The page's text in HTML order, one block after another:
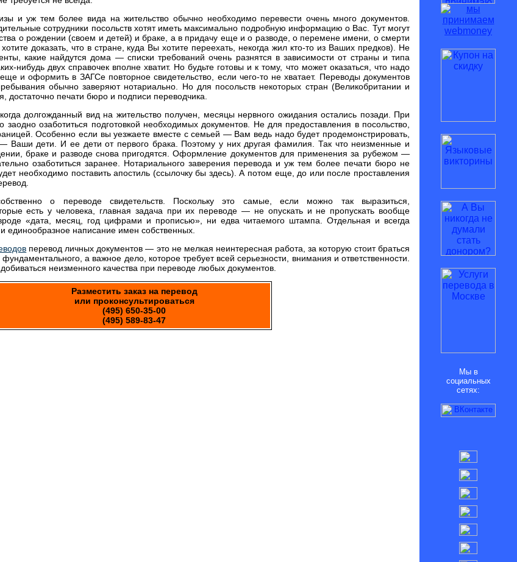
и уж тем более вида на жительство обычно необходимо перевести очень много документов.
сотрудники посольств хотят иметь максимально подробную информацию о Вас. Тут могут
о рождении (своем и детей) и браке, а в придачу еще и о разводе, о перемене имени, о смерти
доказать, что в стране, куда Вы хотите переехать, некогда жил кто-то из Ваших предков). Не
какие найдутся дома — списки требований очень разнятся в зависимости от страны и типа
нибудь двух справочек вполне хватит. Но будьте готовы и к тому, что может оказаться, что надо
и оформить в ЗАГСе повторное свидетельство, если чего-то не хватает. Переводы документов
обычно заверяют нотариально. Но для посольств некоторых стран (Великобритании и
достаточно печати бюро и подписи переводчика.
долгожданный вид на жительство получен, месяцы нервного ожидания остались позади. При
озаботиться подготовкой необходимых документов. Не для предоставления в посольство,
Особенно если вы уезжаете вместе с семьей — Вам ведь надо будет продемонстрировать,
Ваши дети. И ее дети от первого брака. Поэтому у них другая фамилия. Так что неизменные и
браке и разводе снова пригодятся. Оформление документов для применения за рубежом —
озаботиться заранее. Нотариального заверения перевода и уж тем более печати бюро не
необходимо поставить апостиль (ссылочку бы здесь). А потом еще, до или после проставления
о переводе свидетельств. Поскольку это самые, если можно так выразиться,
есть у человека, главная задача при их переводе — не опускать и не пропускать вообще
«дата, месяц, год цифрами и прописью», ни едва читаемого штампа. Отдельная и всегда
единообразное написание имен собственных.
перевод личных документов — это не мелкая неинтересная работа, за которую стоит браться
а важное дело, которое требует всей серьезности, внимания и ответственности.
неизменного качества при переводе любых документов.
Разместить заказ на перевод
или проконсультироваться
(495) 650-35-00
(495) 589-83-47
Мы в
социальных
сетях: